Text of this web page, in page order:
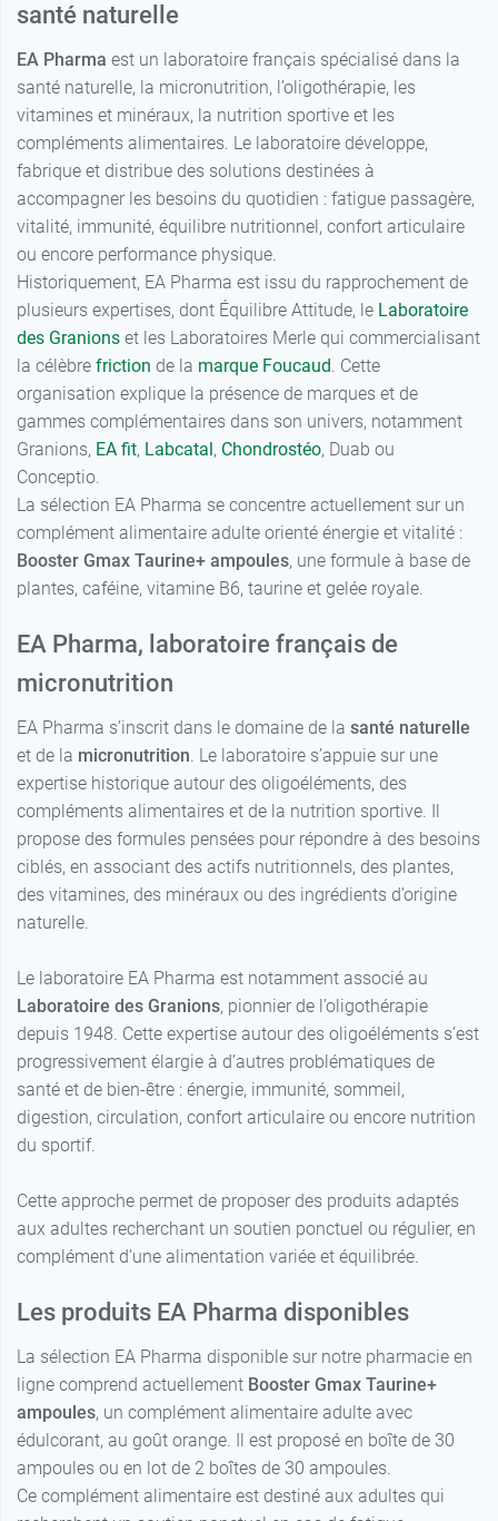
30 ampoules 8,99 €
2 x 30
ampoules
15,89 €
santé naturelle
EA Pharma est un laboratoire français spécialisé dans la
santé naturelle, la micronutrition, l’oligothérapie, les
vitamines et minéraux, la nutrition sportive et les
compléments alimentaires. Le laboratoire développe,
fabrique et distribue des solutions destinées à
accompagner les besoins du quotidien : fatigue passagère,
vitalité, immunité, équilibre nutritionnel, confort articulaire
ou encore performance physique.
Historiquement, EA Pharma est issu du rapprochement de
plusieurs expertises, dont Équilibre Attitude, le Laboratoire
des Granions et les Laboratoires Merle qui commercialisant
la célèbre friction de la marque Foucaud. Cette
organisation explique la présence de marques et de
gammes complémentaires dans son univers, notamment
Granions, EA fit, Labcatal , Chondrostéo, Duab ou
Conceptio.
La sélection EA Pharma se concentre actuellement sur un
complément alimentaire adulte orienté énergie et vitalité :
Booster Gmax Taurine+ ampoules, une formule à base de
plantes, caféine, vitamine B6, taurine et gelée royale.
EA Pharma, laboratoire français de
micronutrition
EA Pharma s’inscrit dans le domaine de la santé naturelle
et de la micronutrition. Le laboratoire s’appuie sur une
expertise historique autour des oligoéléments, des
compléments alimentaires et de la nutrition sportive. Il
propose des formules pensées pour répondre à des besoins
ciblés, en associant des actifs nutritionnels, des plantes,
des vitamines, des minéraux ou des ingrédients d’origine
naturelle.
Le laboratoire EA Pharma est notamment associé au
Laboratoire des Granions, pionnier de l’oligothérapie
depuis 1948. Cette expertise autour des oligoéléments s’est
progressivement élargie à d’autres problématiques de
santé et de bien-être : énergie, immunité, sommeil,
digestion, circulation, confort articulaire ou encore nutrition
du sportif.
Cette approche permet de proposer des produits adaptés
aux adultes recherchant un soutien ponctuel ou régulier, en
complément d’une alimentation variée et équilibrée.
Les produits EA Pharma disponibles
La sélection EA Pharma disponible sur notre pharmacie en
ligne comprend actuellement Booster Gmax Taurine+
ampoules, un complément alimentaire adulte avec
édulcorant, au goût orange. Il est proposé en boîte de 30
ampoules ou en lot de 2 boîtes de 30 ampoules.
Ce complément alimentaire est destiné aux adultes qui